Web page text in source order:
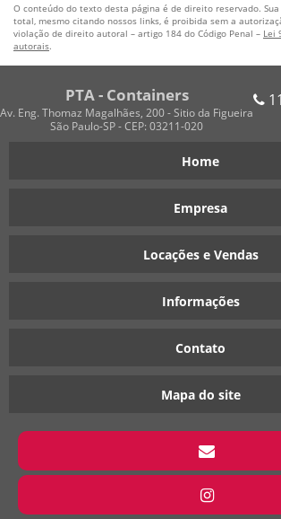
O conteúdo do texto desta página é de direito reservado.
total, mesmo citando nossos links, é proibida sem a
violação de direito autoral – artigo 184 do Código Penal – Lei
autorais.
PTA - Containers
Av. Eng. Thomaz Magalhães, 200 - Sitio da Figueira
São Paulo-SP - CEP: 03211-020
11
Home
Empresa
Locações e Vendas
Informações
Contato
Mapa do site